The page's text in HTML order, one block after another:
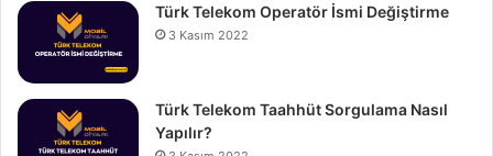
Türk Telekom Operatör İsmi Değiştirme
3 Kasım 2022
Türk Telekom Taahhüt Sorgulama Nasıl
Yapılır?